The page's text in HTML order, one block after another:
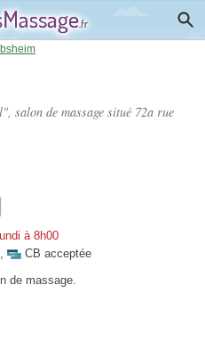
salon de massage situé 72a rue
à 8h00
,
CB acceptée
de massage.